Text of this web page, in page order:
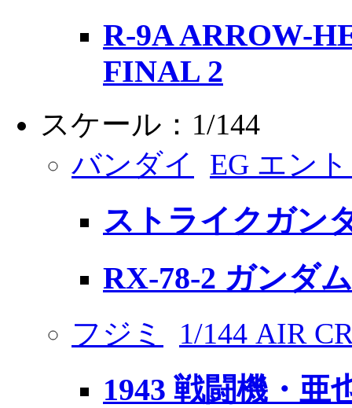
R-9A ARROW-
FINAL 2
スケール：1/144
バンダイ
EG エン
ストライクガン
RX-78-2 ガンダム
フジミ 1/144 AIR
1943 戦闘機・亜